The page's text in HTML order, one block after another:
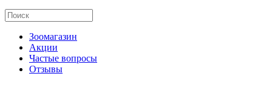
Зоомагазин
Акции
Частые вопросы
Отзывы